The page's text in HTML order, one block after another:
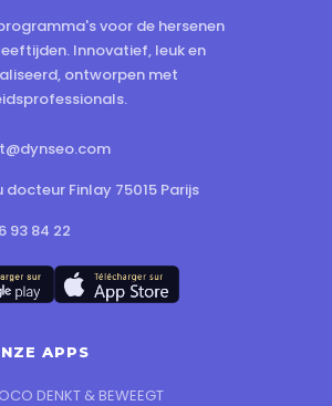
voor de hersenen
Innovatief, leuk en
ontworpen met
docteur Finlay 75015 Parijs
93 84 22
APPS
DENKT & BEWEEGT